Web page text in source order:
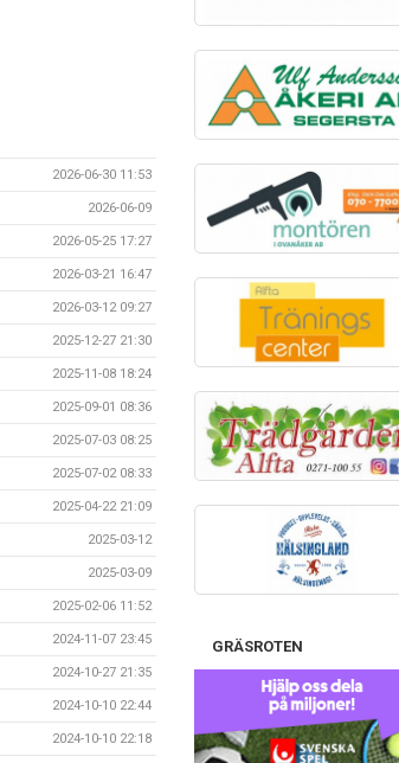
2026-06-30 11:53
2026-06-09
2026-05-25 17:27
2026-03-21 16:47
2026-03-12 09:27
2025-12-27 21:30
2025-11-08 18:24
2025-09-01 08:36
2025-07-03 08:25
2025-07-02 08:33
2025-04-22 21:09
2025-03-12
2025-03-09
2025-02-06 11:52
2024-11-07 23:45
2024-10-27 21:35
2024-10-10 22:44
2024-10-10 22:18
GRÄSROTEN